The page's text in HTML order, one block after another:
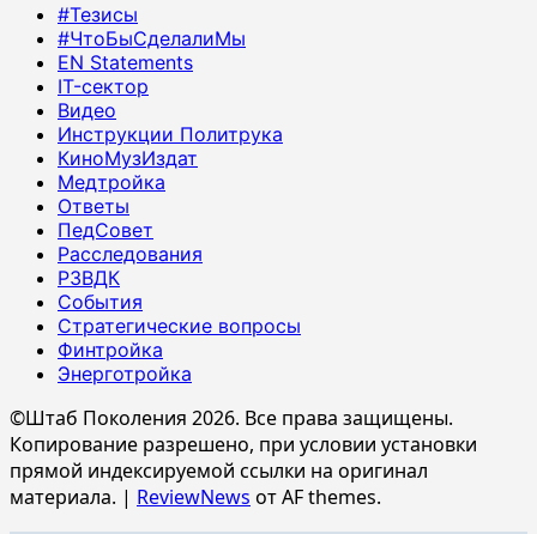
#Тезисы
#ЧтоБыСделалиМы
EN Statements
IT-сектор
Видео
Инструкции Политрука
КиноМузИздат
Медтройка
Ответы
ПедСовет
Расследования
РЗВДК
События
Стратегические вопросы
Финтройка
Энерготройка
©Штаб Поколения 2026. Все права защищены.
Копирование разрешено, при условии установки
прямой индексируемой ссылки на оригинал
материала. | ReviewNews от AF themes.